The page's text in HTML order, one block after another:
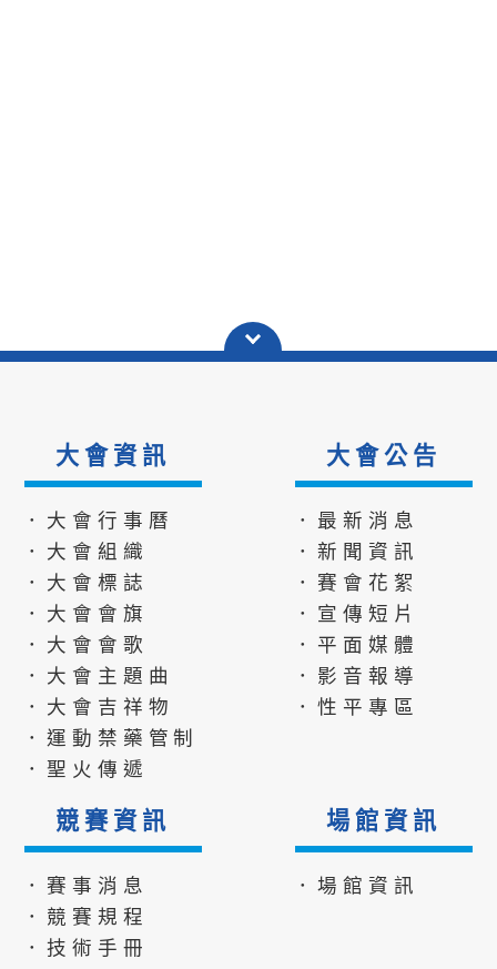
大會資訊
．大會行事曆
．大會組織
．大會標誌
．大會會旗
．大會會歌
．大會主題曲
．大會吉祥物
．運動禁藥管制
．聖火傳遞
大會公告
．最新消息
．新聞資訊
．賽會花絮
．宣傳短片
．平面媒體
．影音報導
．性平專區
競賽資訊
．賽事消息
．競賽規程
．技術手冊
場館資訊
．場館資訊